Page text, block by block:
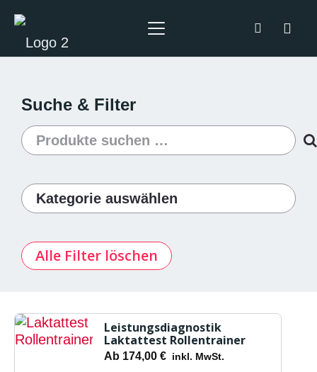
Suche & Filter
Suchen
nach:
Alle Filter löschen
Leistungsdiagnostik
Laktattest Rollentrainer
Ab 174,00 € inkl. MwSt.